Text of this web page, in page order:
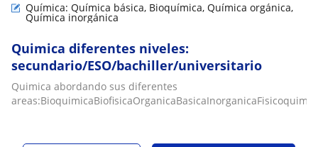
Química: Química básica, Bioquímica, Química orgánica,
Química inorgánica
Quimica diferentes niveles:
secundario/ESO/bachiller/universitario
Quimica abordando sus diferentes